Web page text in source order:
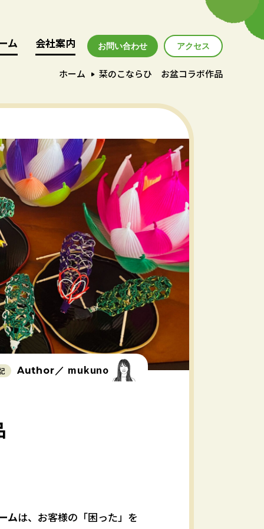
ム
ム 会社案内
会社案内 お問い合わせ アクセス
アクセス
ホーム 栞のこならひ お盆コラボ作品
Author／ mukuno
ムは、お客様の「困った」を